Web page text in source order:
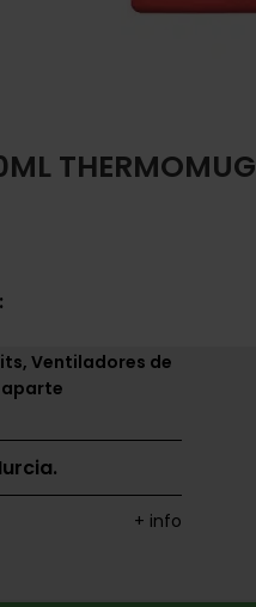
THERMOMUG
Ventiladores de
aparte
+ info